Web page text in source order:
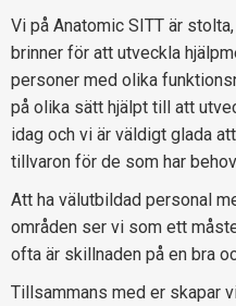
Vi på Anatomic SITT är
brinner för att utveckla
personer med olika
på olika sätt hjälpt till att
idag och vi är väldigt glada
tillvaron för de som har
Att ha välutbildad personal
områden ser vi som ett
ofta är skillnaden på en bra
Tillsammans med er skapar